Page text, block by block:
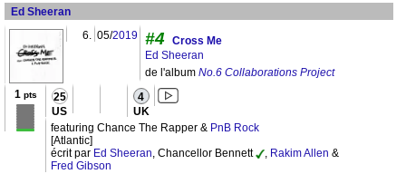
Ed Sheeran
6. 05/2019 #4 Cross Me
Ed Sheeran
de l'album No.6 Collaborations Project
1 pts 25
US
4
UK
featuring Chance The Rapper & PnB Rock
[Atlantic]
écrit par Ed Sheeran, Chancellor Bennett , Rakim Allen &
Fred Gibson